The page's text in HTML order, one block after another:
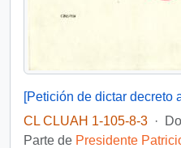
CL CLUAH 1-105-8-3 ·
Parte de Presidente